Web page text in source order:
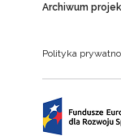
Archiwum
Polityka